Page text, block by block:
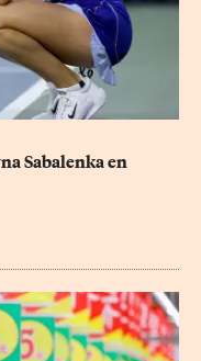
Sabalenka en